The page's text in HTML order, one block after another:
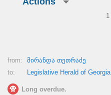
1
from:
მირანდა თეთრაძე
to:
Legislative Herald of Georgia
Long overdue.